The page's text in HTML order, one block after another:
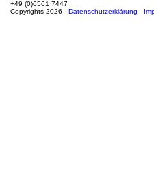
+49 (0)6561 7447
Copyrights 2026 Datenschutzerklärung